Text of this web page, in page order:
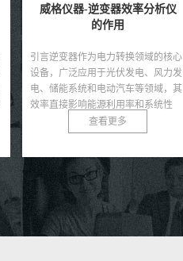
威格仪器-储能电池热失控测
试标准
引言随着可再生能源和电动汽车的快
速发展，储能电池，尤其是锂离子电
池，因其高能量密度和长循环寿命成
为能源储存的核心技术。然而，电池
在极端条件下可能发生热...
查看更多